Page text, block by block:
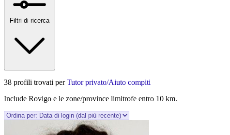
Filtri di ricerca
38 profili trovati perTutor privato/Aiuto compiti
Include Rovigo e le zone/province limitrofe entro 10 km.